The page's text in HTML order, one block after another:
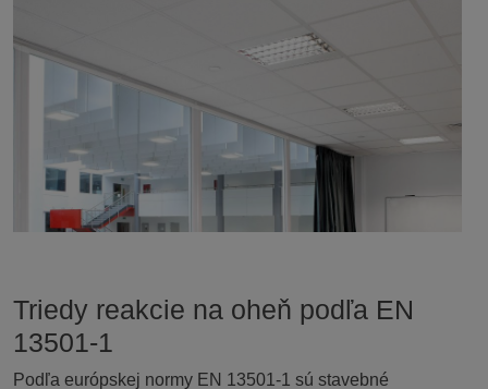
Triedy reakcie na oheň podľa EN
13501-1
Podľa európskej normy EN 13501-1 sú stavebné